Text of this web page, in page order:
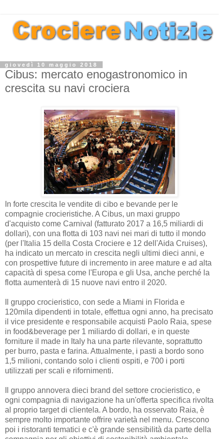
giovedì 10 maggio 2018
Cibus: mercato enogastronomico in
crescita su navi crociera
In forte crescita le vendite di cibo e bevande per le
compagnie crocieristiche. A Cibus, un maxi gruppo
d'acquisto come Carnival (fatturato 2017 a 16,5 miliardi di
dollari), con una flotta di 103 navi nei mari di tutto il mondo
(per l'Italia 15 della Costa Crociere e 12 dell'Aida Cruises),
ha indicato un mercato in crescita negli ultimi dieci anni, e
con prospettive future di incremento in aree mature e ad alta
capacità di spesa come l'Europa e gli Usa, anche perché la
flotta aumenterà di 15 nuove navi entro il 2020.
Il gruppo crocieristico, con sede a Miami in Florida e
120mila dipendenti in totale, effettua ogni anno, ha precisato
il vice presidente e responsabile acquisti Paolo Raia, spese
in food&beverage per 1 miliardo di dollari, e in queste
forniture il made in Italy ha una parte rilevante, soprattutto
per burro, pasta e farina. Attualmente, i pasti a bordo sono
1,5 milioni, contando solo i clienti ospiti, e 700 i porti
utilizzati per scali e rifornimenti.
Il gruppo annovera dieci brand del settore crocieristico, e
ogni compagnia di navigazione ha un'offerta specifica rivolta
al proprio target di clientela. A bordo, ha osservato Raia, è
sempre molto importante offrire varietà nel menu. Crescono
poi i ristoranti tematici e c'è grande sensibilità da parte della